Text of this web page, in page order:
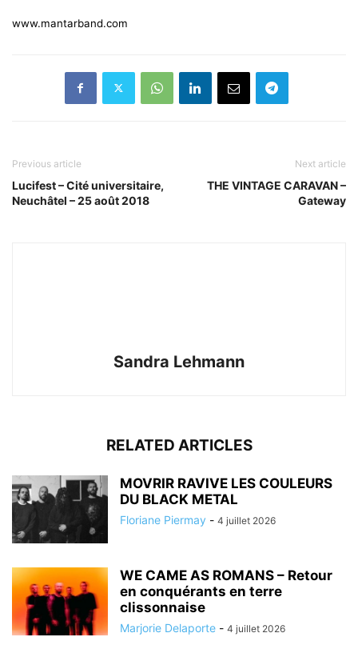
www.mantarband.com
Previous article
Lucifest – Cité universitaire,
Neuchâtel – 25 août 2018
Next article
THE VINTAGE CARAVAN –
Gateway
Sandra Lehmann
RELATED ARTICLES
MOVRIR RAVIVE LES COULEURS
DU BLACK METAL
Floriane Piermay - 4 juillet 2026
WE CAME AS ROMANS – Retour
en conquérants en terre
clissonnaise
Marjorie Delaporte - 4 juillet 2026